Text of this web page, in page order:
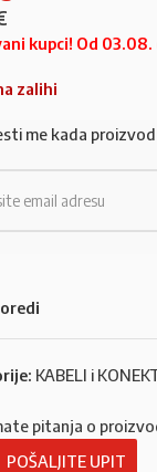
kupci! Od
zalihi
me kada
KABELI i
pitanja o
POŠALJITE UPIT